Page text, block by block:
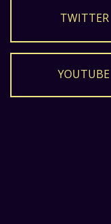
TWITTER
YOUTUBE